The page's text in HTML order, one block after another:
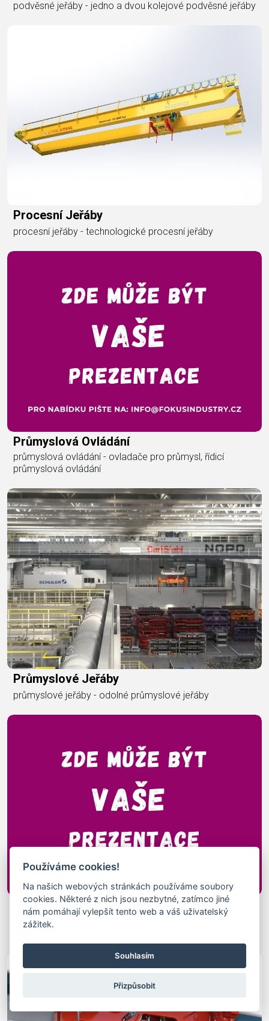
podvěsné jeřáby - jedno a dvou kolejové podvěsné jeřáby
Procesní Jeřáby
procesní jeřáby - technologické procesní jeřáby
Průmyslová Ovládání
průmyslová ovládání - ovladače pro průmysl, řídicí
průmyslová ovládání
Průmyslové Jeřáby
průmyslové jeřáby - odolné průmyslové jeřáby
Rádiová Dálková Ovládání
rádiová dálková ovládání - průmyslové rádiové dálkové
Používáme cookies!
Na našich webových stránkách používáme soubory
cookies. Některé z nich jsou nezbytné, zatímco jiné
nám pomáhají vylepšít tento web a váš uživatelský
zážitek.
Souhlasím
Přizpůsobit